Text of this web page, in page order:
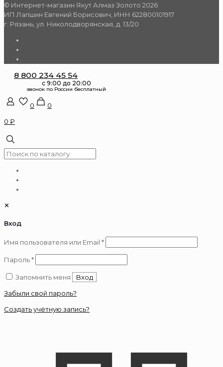
© Интернет-магазин Якут Алмаз Золото 2026
ИП Лапшин Евгений Борисович, ИНН 622800101917
г. Рязань, ул. Николодворянская, д. 13/20
8 800 234 45 54
0
0
0 ₽
✕
Вход
Имя пользователя или Email *Обязательно
Пароль*Обязательно
Запомнить меня
Вход
Забыли свой пароль?
Создать учётную запись?